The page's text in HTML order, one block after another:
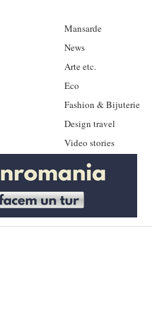
Mansarde
News
Arte etc.
Eco
Fashion & Bijuterie
Design travel
Video stories